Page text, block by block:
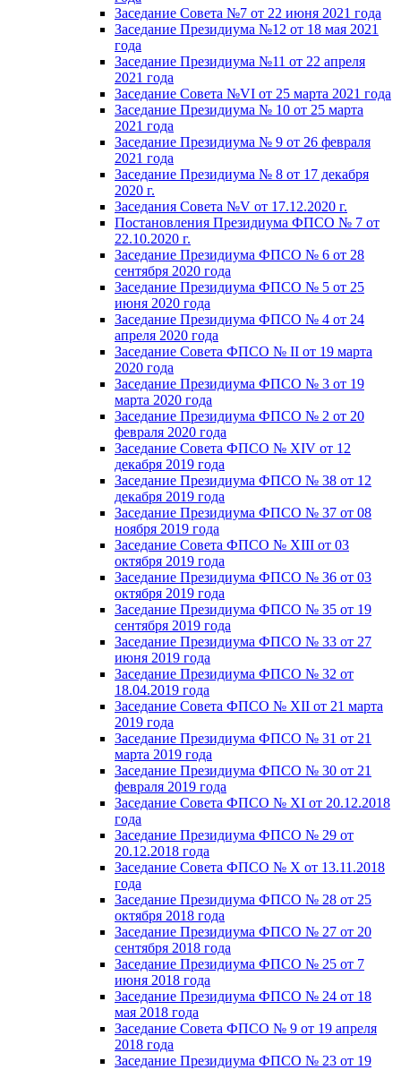
Заседание Совета №7 от 22 июня 2021 года
Заседание Президиума №12 от 18 мая 2021
года
Заседание Президиума №11 от 22 апреля
2021 года
Заседание Совета №VI от 25 марта 2021 года
Заседание Президиума № 10 от 25 марта
2021 года
Заседание Президиума № 9 от 26 февраля
2021 года
Заседание Президиума № 8 от 17 декабря
2020 г.
Заседания Совета №V от 17.12.2020 г.
Постановления Президиума ФПСО № 7 от
22.10.2020 г.
Заседание Президиума ФПСО № 6 от 28
сентября 2020 года
Заседание Президиума ФПСО № 5 от 25
июня 2020 года
Заседание Президиума ФПСО № 4 от 24
апреля 2020 года
Заседание Совета ФПСО № II от 19 марта
2020 года
Заседание Президиума ФПСО № 3 от 19
марта 2020 года
Заседание Президиума ФПСО № 2 от 20
февраля 2020 года
Заседание Совета ФПСО № XIV от 12
декабря 2019 года
Заседание Президиума ФПСО № 38 от 12
декабря 2019 года
Заседание Президиума ФПСО № 37 от 08
ноября 2019 года
Заседание Совета ФПСО № XIII от 03
октября 2019 года
Заседание Президиума ФПСО № 36 от 03
октября 2019 года
Заседание Президиума ФПСО № 35 от 19
сентября 2019 года
Заседание Президиума ФПСО № 33 от 27
июня 2019 года
Заседание Президиума ФПСО № 32 от
18.04.2019 года
Заседание Совета ФПСО № XII от 21 марта
2019 года
Заседание Президиума ФПСО № 31 от 21
марта 2019 года
Заседание Президиума ФПСО № 30 от 21
февраля 2019 года
Заседание Совета ФПСО № XI от 20.12.2018
года
Заседание Президиума ФПСО № 29 от
20.12.2018 года
Заседание Совета ФПСО № X от 13.11.2018
года
Заседание Президиума ФПСО № 28 от 25
октября 2018 года
Заседание Президиума ФПСО № 27 от 20
сентября 2018 года
Заседание Президиума ФПСО № 25 от 7
июня 2018 года
Заседание Президиума ФПСО № 24 от 18
мая 2018 года
Заседание Совета ФПСО № 9 от 19 апреля
2018 года
Заседание Президиума ФПСО № 23 от 19